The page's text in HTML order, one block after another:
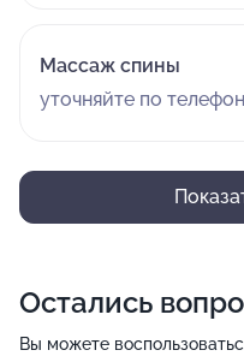
Массаж спины
уточняйте по
Остались
Вы можете